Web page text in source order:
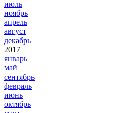
июль
ноябрь
апрель
август
декабрь
2017
январь
май
сентябрь
февраль
июнь
октябрь